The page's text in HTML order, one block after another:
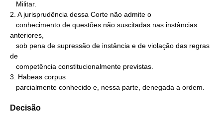
2. A jurisprudência dessa Corte não admite o
anteriores,
de
3. Habeas corpus
   parcialmente conhecido e, nessa parte, denegada a ordem.
Decisão